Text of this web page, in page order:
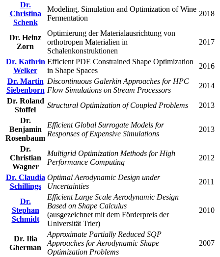
Dr.
Christina
Schenk
Modeling, Simulation and Optimization of Wine
Fermentation
2018
Dr. Heinz
Zorn
Optimierung der Materialausrichtung von
orthotropen Materialien in
Schalenkonstruktionen
2017
Dr. Kathrin
Welker
Efficient PDE Constrained Shape Optimization
in Shape Spaces
2016
Dr. Martin
Siebenborn
Discontinuous Galerkin Approaches for HPC
Flow Simulations on Stream Processors
2014
Dr. Roland
Stoffel
Structural Optimization of Coupled Problems
2013
Dr.
Benjamin
Rosenbaum
Efficient Global Surrogate Models for
Responses of Expensive Simulations
2013
Dr.
Christian
Wagner
Multigrid Optimization Methods for High
Performance Computing
2012
Dr. Claudia
Schillings
Optimal Aerodynamic Design under
Uncertainties
2011
Dr.
Stephan
Schmidt
Efficient Large Scale Aerodynamic Design
Based on Shape Calculus
(ausgezeichnet mit dem Förderpreis der
Universität Trier)
2010
Dr. Ilia
Gherman
Approximate Partially Reduced SQP
Approaches for Aerodynamic Shape
Optimization Problems
2007